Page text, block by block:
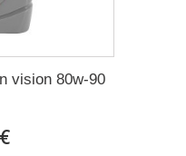
vision 80w-90